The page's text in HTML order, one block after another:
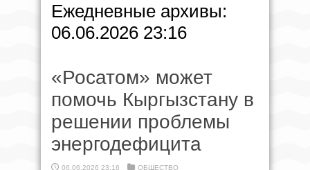
Ежедневные архивы:
06.06.2026 23:16
«Росатом» может
помочь Кыргызстану в
решении проблемы
энергодефицита
06.06.2026 23:16 ОБЩЕСТВО